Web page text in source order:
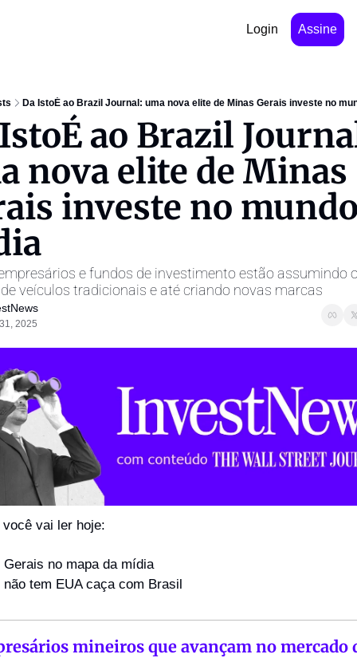
Login Assine
Da IstoÉ ao Brazil Journal: uma nova elite de Minas Gerais investe no
ao Brazil
nova elite de Minas
investe no
e fundos de investimento estão assumindo
veículos tradicionais e até criando novas marcas
ㅤ
2025
vai ler hoje:
no mapa da mídia
tem EUA caça com Brasil
mineiros que avançam no mercado